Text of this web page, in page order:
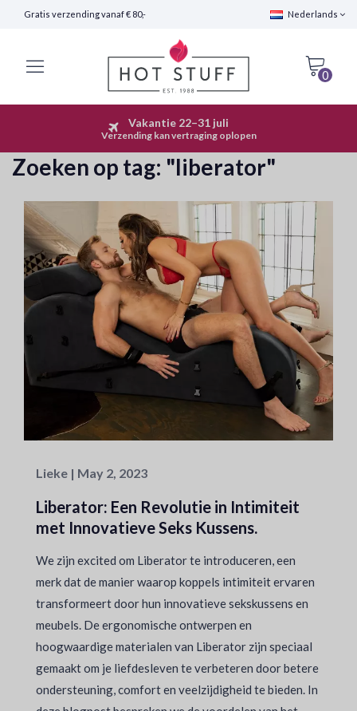
Gratis verzending vanaf € 80,- Nederlands
0
Snelle Verzending (24 uur)
Vakantie 22–31 juli
Verzending kan vertraging oplopen
Zoeken op tag: "liberator"
Lieke | May 2, 2023
Liberator: Een Revolutie in Intimiteit
met Innovatieve Seks Kussens.
We zijn excited om Liberator te introduceren, een
merk dat de manier waarop koppels intimiteit ervaren
transformeert door hun innovatieve sekskussens en
meubels. De ergonomische ontwerpen en
hoogwaardige materialen van Liberator zijn speciaal
gemaakt om je liefdesleven te verbeteren door betere
ondersteuning, comfort en veelzijdigheid te bieden. In